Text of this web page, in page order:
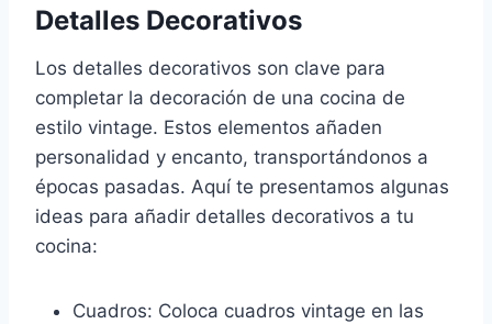
Detalles Decorativos
Los detalles decorativos son clave para
completar la decoración de una cocina de
estilo vintage. Estos elementos añaden
personalidad y encanto, transportándonos a
épocas pasadas. Aquí te presentamos algunas
ideas para añadir detalles decorativos a tu
cocina:
Cuadros: Coloca cuadros vintage en las